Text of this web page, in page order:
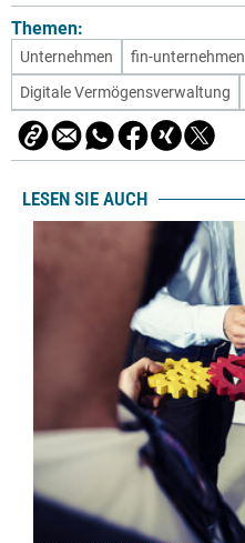
Themen:
Unternehmen fin-unternehmen
Digitale Vermögensverwaltung
LESEN SIE AUCH